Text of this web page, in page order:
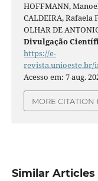
HOFFMANN,
CALDEIRA, Rafaela
OLHAR DE
Divulgação
https://e-
revista.unioeste.br/
Acesso em: 7 aug.
MORE CITATION
Similar Articles